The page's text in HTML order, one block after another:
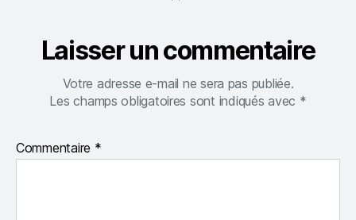
Laisser un commentaire
Votre adresse e-mail ne sera pas publiée.
Les champs obligatoires sont indiqués avec *
Commentaire *